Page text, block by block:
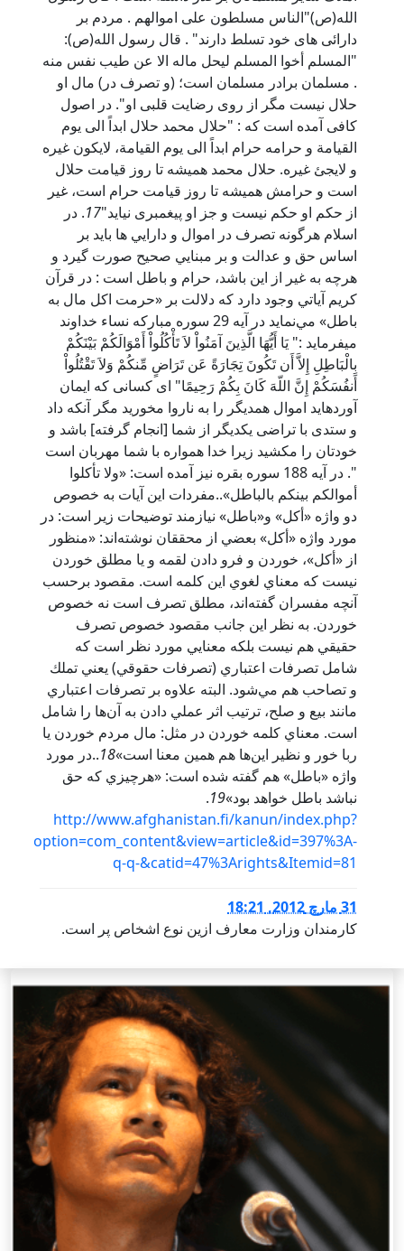
الله(ص)"الناس مسلطون علی اموالهم . مردم بر
دارائی های خود تسلط دارند" . قال رسول الله(ص):
"المسلم أخوا المسلم لیحل ماله الا عن طیب نفس منه
. مسلمان برادر مسلمان است؛ (و تصرف در) مال او
حلال نیست مگر از روی رضایت قلبی او". در اصول
کافی آمده است که : "حلال محمد حلال ابداً الى يوم
القيامة و حرامه حرام ابداً الى يوم القيامة، لايكون غيره
و لايجئ غيره. حلال محمد همیشه تا روز قیامت حلال
است و حرامش همیشه تا روز قیامت حرام است، غیر
از حکم او حکم نیست و جز او پیغمبری نیاید"17. در
اسلام هرگونه تصرف در اموال و دارايي ‌ها بايد بر
اساس حق و عدالت و بر مبنايي صحيح صورت گيرد و
هرچه به غير از اين باشد، حرام و باطل است : در قرآن‌
كريم آياتي وجود دارد كه دلالت بر «حرمت اكل مال به
باطل» مي‌نمايد در آیه 29 سوره مبارکه نساء خداوند
میفرماید :" يَا أَيُّهَا الَّذِينَ آمَنُواْ لاَ تَأْكُلُواْ أَمْوَالَكُمْ بَيْنَكُمْ
بِالْبَاطِلِ إِلاَّ أَن تَكُونَ تِجَارَةً عَن تَرَاضٍ مِّنكُمْ وَلاَ تَقْتُلُواْ
أَنفُسَكُمْ إِنَّ اللّهَ كَانَ بِكُمْ رَحِيمًا" اى كسانى كه ايمان
آورده‏ايد اموال همديگر را به ناروا مخوريد مگر آنكه داد
و ستدى با تراضى يكديگر از شما [انجام گرفته] باشد و
خودتان را مكشيد زيرا خدا همواره با شما مهربان است
". در آيه 188 سوره بقره نیز آمده است: «ولا تأكلوا
أموالكم بينكم بالباطل»..مفردات اين آيات به خصوص‌
دو واژه «أكل» و«باطل» نيازمند توضيحات زير است: در
مورد واژه «أكل» بعضي از محققان نوشته‌اند: «منظور
از «أكل»، خوردن و فرو دادن لقمه و يا مطلق خوردن
نيست كه معناي لغوي اين كلمه است. مقصود برحسب
آنچه مفسران گفته‌اند، مطلق تصرف است نه خصوص
خوردن. به نظر اين جانب مقصود خصوص تصرف
حقيقي هم نيست بلكه معنايي مورد نظر است كه
شامل تصرفات اعتباري (تصرفات حقوقي) يعني تملك
و تصاحب هم مي‌شود. البته علاوه بر تصرفات اعتباري
مانند بيع و صلح، ترتيب اثر عملي دادن به آن‌ها را شامل
است. معناي كلمه خوردن در مثل‎‏: مال مردم خوردن يا
ربا خور و نظير اين‌ها هم همين معنا است»18..در مورد
واژه «باطل» هم گفته شده است: «هرچيزي كه حق
نباشد باطل خواهد بود»19
.
http://www.afghanistan.fi/kanun/index.php?
option=com_content&view=article&id=397%3A-
q-q-&catid=47%3Arights&Itemid=81
31 مارچ 2012, 18:21
کارمندان وزارت معارف ازین نوع اشخاص پر است.